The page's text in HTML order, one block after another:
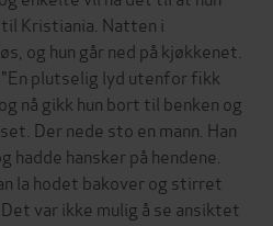
Kristiania. Natten i
og hun går ned på kjøkkenet.
plutselig lyd utenfor fikk
nå gikk hun bort til benken og
Der nede sto en mann. Han
hansker på hendene.
la hodet bakover og stirret
var ikke mulig å se ansiktet